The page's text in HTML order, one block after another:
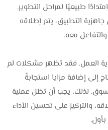
طبيعيًا لمراحل التطوير.
جاهزية التطبيق، يتم إطلاقه
معه.
العمل. فقد تظهر مشكلات لم
إلى إضافة مزايا استجابةً
لذلك، يجب أن تظل عملية
والتركيز على تحسين الأداء